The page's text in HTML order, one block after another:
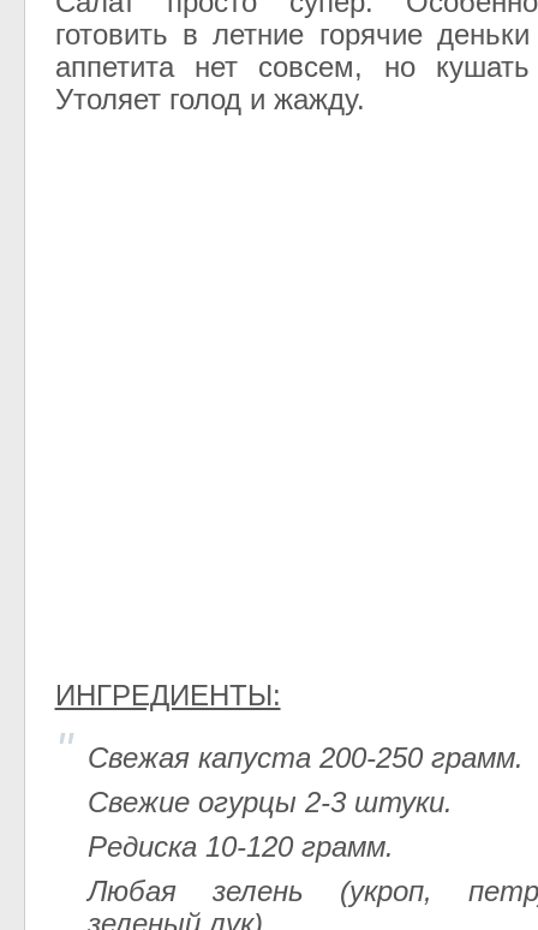
готовить в летние горячие
аппетита нет совсем, но
Утоляет голод и жажду.
ИНГРЕДИЕНТЫ:
Свежая капуста 200-250 грамм.
Свежие огурцы 2-3 штуки.
Редиска 10-120 грамм.
Любая зелень (укроп,